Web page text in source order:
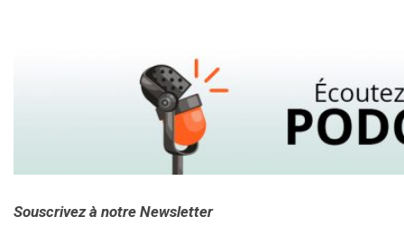
Souscrivez à notre Newsletter